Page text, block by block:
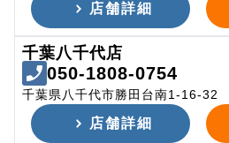
店舗詳細
千葉八千代店
050-1808-0754
千葉県八千代市勝田台南1-16-32
店舗詳細